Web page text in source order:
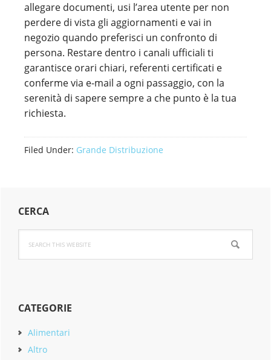
allegare documenti, usi l’area utente per non
perdere di vista gli aggiornamenti e vai in
negozio quando preferisci un confronto di
persona. Restare dentro i canali ufficiali ti
garantisce orari chiari, referenti certificati e
conferme via e-mail a ogni passaggio, con la
serenità di sapere sempre a che punto è la tua
richiesta.
Filed Under: Grande Distribuzione
Primary
Sidebar
CERCA
this
website
CATEGORIE
Alimentari
Altro